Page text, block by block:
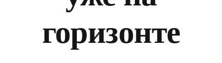
Магазин
горизонте